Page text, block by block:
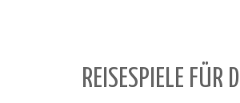
REISESPIELE FÜR